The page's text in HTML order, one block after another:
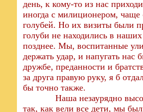
день, к кому-то из нас
иногда с милиционером, чаще
голубей. Но их визиты были
голуби не находились в
позднее. Мы, воспитанные
держать удар, и напугать
дружбе, преданности и
за друга правую руку, я б
бы точно также.
Наша незаурядно
так, как вели все дети, мы